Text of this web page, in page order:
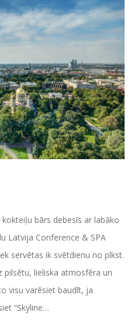
kokteiļu bārs debesīs ar labāko
Latvija Conference & SPA
servētas ik svētdienu no plkst.
pilsētu, lieliska atmosfēra un
visu varēsiet baudīt, ja
“Skyline…